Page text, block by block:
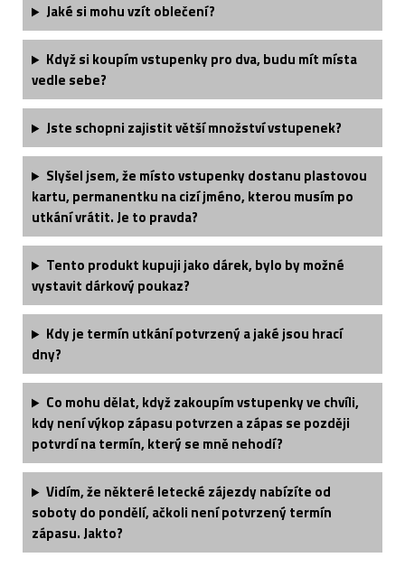
Jaké si mohu vzít oblečení?
Když si koupím vstupenky pro dva, budu mít místa
vedle sebe?
Jste schopni zajistit větší množství vstupenek?
Slyšel jsem, že místo vstupenky dostanu plastovou
kartu, permanentku na cizí jméno, kterou musím po
utkání vrátit. Je to pravda?
Tento produkt kupuji jako dárek, bylo by možné
vystavit dárkový poukaz?
Kdy je termín utkání potvrzený a jaké jsou hrací
dny?
Co mohu dělat, když zakoupím vstupenky ve chvíli,
kdy není výkop zápasu potvrzen a zápas se později
potvrdí na termín, který se mně nehodí?
Vidím, že některé letecké zájezdy nabízíte od
soboty do pondělí, ačkoli není potvrzený termín
zápasu. Jakto?